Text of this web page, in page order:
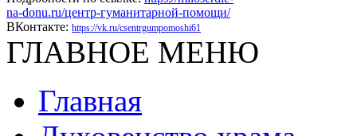
na-donu.ru/центр-гуманитарной-помощи/
ВКонтакте: https://vk.ru/csentrgumpomoshi61
ГЛАВНОЕ МЕНЮ
Главная